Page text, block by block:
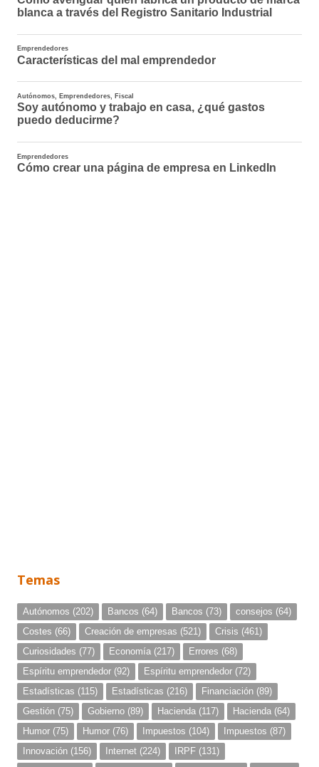
Temas
Autónomos (202) Bancos (64) Bancos (73) consejos (64)
Costes (66) Creación de empresas (521) Crisis (461)
Curiosidades (77) Economía (217) Errores (68)
Espíritu emprendedor (92) Espíritu emprendedor (72)
Estadísticas (115) Estadísticas (216) Financiación (89)
Gestión (75) Gobierno (89) Hacienda (117) Hacienda (64)
Humor (75) Humor (76) Impuestos (104) Impuestos (87)
Innovación (156) Internet (224) IRPF (131)